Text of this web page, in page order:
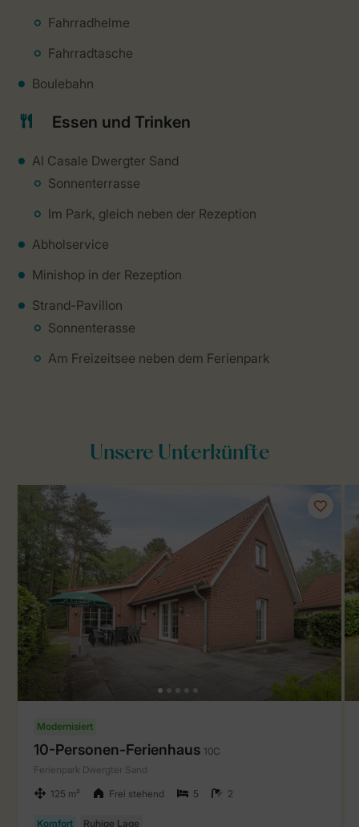
Fahrradhelme
Fahrradtasche
Boulebahn
Essen und Trinken
Al Casale Dwergter Sand
Sonnenterrasse
Im Park, gleich neben der Rezeption
Abholservice
Minishop in der Rezeption
Strand-Pavillon
Sonnenterasse
Am Freizeitsee neben dem Ferienpark